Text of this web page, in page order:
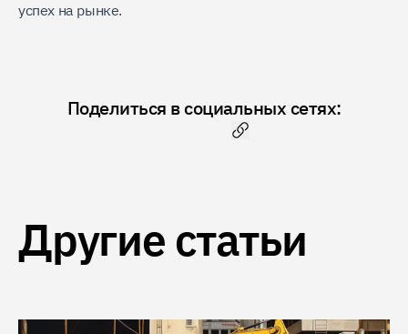
успех на рынке.
Поделиться в социальных сетях:
Другие статьи